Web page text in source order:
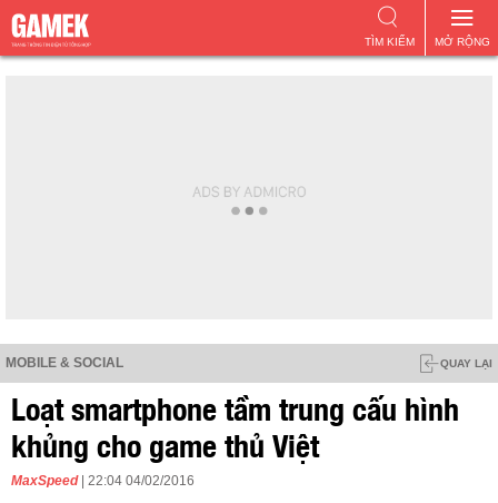
MỞ RỘNG
TÌM KIẾM
MOBILE & SOCIAL QUAY LẠI
Loạt smartphone tầm trung cấu hình
khủng cho game thủ Việt
MaxSpeed | 22:04 04/02/2016